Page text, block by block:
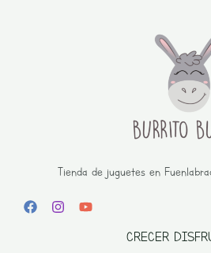
Tienda de juguetes en
CRECER